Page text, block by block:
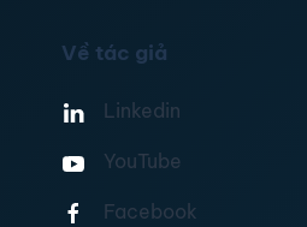
Về tác giả
Linkedin
YouTube
Facebook